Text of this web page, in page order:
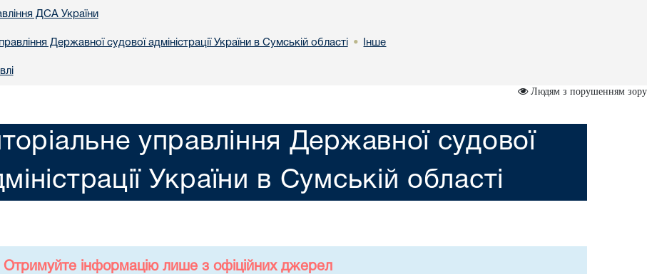
ДСА України
Державної судової адміністрації України в Сумській областi • Інше
Людям з порушенням зору
управління Державної судової
України в Сумській областi
Отримуйте інформацію лише з офіційних джерел